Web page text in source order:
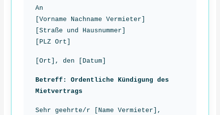
An
[Vorname Nachname Vermieter]
[Straße und Hausnummer]
[PLZ Ort]
[Ort], den [Datum]
Betreff: Ordentliche Kündigung des
Mietvertrags
Sehr geehrte/r [Name Vermieter],